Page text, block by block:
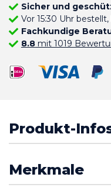
Sicher und
Vor 15:30 Uhr bestellt,
Fachkundige
8.8mit 1019
Produkt-
Merkmale